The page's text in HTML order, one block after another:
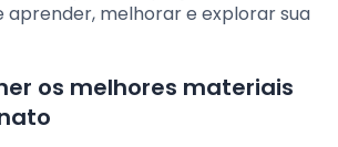
aprender, melhorar e explorar sua
os melhores materiais